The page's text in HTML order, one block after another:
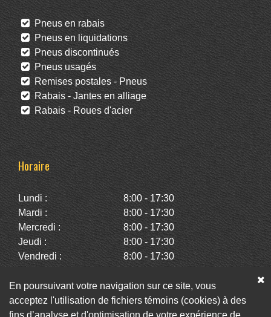
Pneus en rabais
Pneus en liquidations
Pneus discontinués
Pneus usagés
Remises postales - Pneus
Rabais - Jantes en alliage
Rabais - Roues d'acier
Horaire
Lundi :
8:00 - 17:30
Mardi :
8:00 - 17:30
Mercredi :
8:00 - 17:30
Jeudi :
8:00 - 17:30
Vendredi :
8:00 - 17:30
Dimanche :
Fermé
En poursuivant votre navigation sur ce site, vous
acceptez l'utilisation de fichiers témoins (cookies) à des
fins d’analyse et d'optimisation de votre expérience de